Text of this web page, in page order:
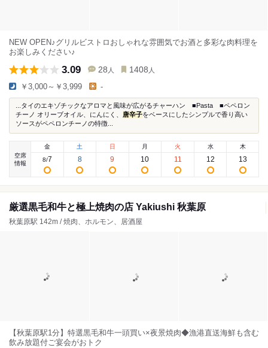
NEW OPEN♪グリルビストロおしゃれな雰囲気でお酒と多彩な肉料理を
お楽しみください♪
3.09 28 人 1408 人
￥3,000～￥3,999 -
...タイのエキゾチックなアロマと風味が広がるチャーハン ■Pasta ■ペペロン
チーノ オリーブオイル、にんにく、 唐辛子をベースにしたシンプルで香り高い
ソースがペペロンチーノの特徴...
空席
情報
金
8/7
土
8
日
9
月
10
火
11
水
12
木
13
厳選黒毛和牛と極上焼肉の店 Yakiushi 秋葉原
秋葉原駅 142m / 焼肉、ホルモン、居酒屋
【秋葉原駅1分】特選黒毛和牛一頭買い×夜景焼肉◆漁港直送海鮮も含む
飲み放題付ご宴会がおトク